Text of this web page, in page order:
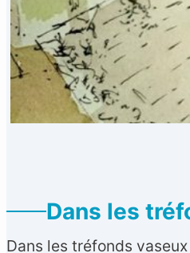
Dans les
Dans les tréfonds